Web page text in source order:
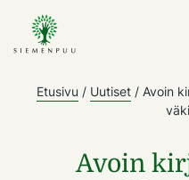
Etusivu / Uutiset/ Avoin
Avoin